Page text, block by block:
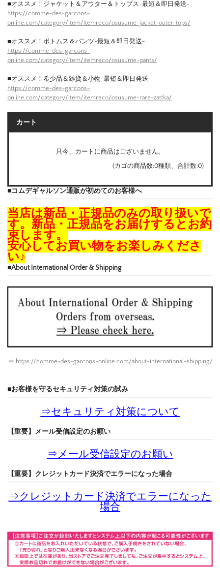
■オススメ！ジャケット＆アウター＆トップス-最短＆即日発送-
https://comme-des-garcons-
online.com/category/item/itemreco/osusume-jacket-outer-tops/
■オススメ！ボトムス＆パンツ-最短＆即日発送-
https://comme-des-garcons-
online.com/category/item/itemreco/osusume-pants/
■オススメ！希少品＆雑貨＆小物-最短＆即日発送-
https://comme-des-garcons-
online.com/category/item/itemreco/osusume-rare-zattka/
カート
只今、カートに商品はございません。
(カゴの商品数:0種類、合計数:0)
■コムデギャルソン通販が初めてのお客様へ
当店は新品・正規品のみの取り扱いで
す。新品・正規品をお届けするとお約
束します。
安心してお買い物をお楽しみくださ
い♪
■About International Order & Shipping
⇒ https://comme-des-garcons-online.com/about-international-shipping/
■お客様を守るセキュリティ対策の試み
⇒セキュリティ対策について
【重要】メール受信設定のお願い
⇒ メール受信設定のお願い
【重要】クレジットカード決済でエラーになった場合
⇒クレジットカード決済でエラーになった
場合